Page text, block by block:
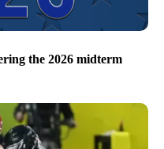
the 2026 midterm